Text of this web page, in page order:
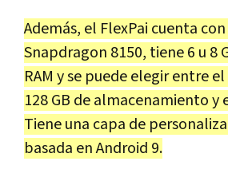
Además, el FlexPai cuenta
Snapdragon 8150, tiene 6 u 8
RAM y se puede elegir entre
128 GB de almacenamiento y
Tiene una capa de
basada en Android 9.